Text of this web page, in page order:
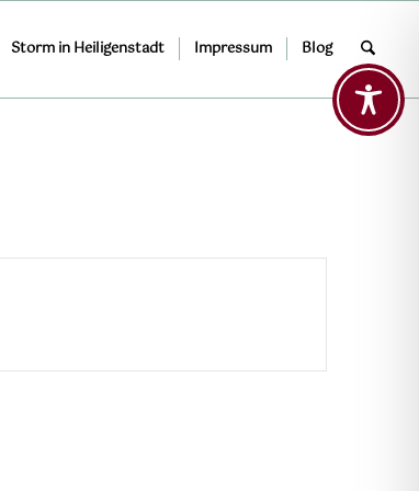
Storm in Heiligenstadt Impressum Blog